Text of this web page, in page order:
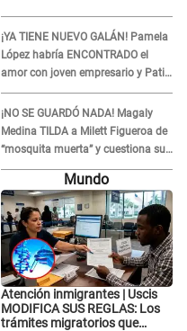
¡YA TIENE NUEVO GALÁN! Pamela
López habría ENCONTRADO el
amor con joven empresario y Pati
Lorena la ECHA en VIVO
¡NO SE GUARDÓ NADA! Magaly
Medina TILDA a Milett Figueroa de
“mosquita muerta” y cuestiona su
RECONCILIACIÓN con Marcelo
Tinelli en TV argentina
Mundo
Atención inmigrantes | Uscis
MODIFICA SUS REGLAS: Los
trámites migratorios que